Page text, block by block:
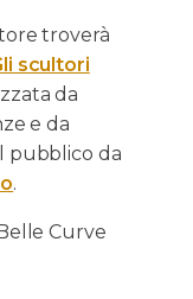
troverà
scultori
da
e da
pubblico da
.
Curve